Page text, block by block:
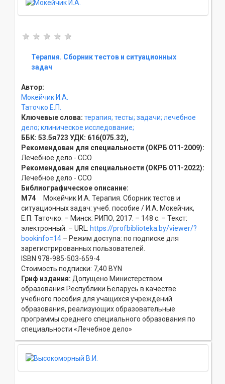
Терапия. Сборник тестов и ситуационных
задач
Автор:
Мокейчик И.А.
Таточко Е.П.
Ключевые слова: терапия; тесты; задачи; лечебное
дело; клиническое исследование;
ББК: 53.5я723 УДК: 616(075.32),
Рекомендован для специальности (ОКРБ 011-2009):
Лечебное дело - ССO
Рекомендован для специальности (ОКРБ 011-2022):
Лечебное дело - ССO
Библиографическое описание:
М74 Мокейчик И.А. Терапия. Сборник тестов и
ситуационных задач: учеб. пособие / И.А. Мокейчик,
Е.П. Таточко. – Минск: РИПО, 2017. – 148 с. – Текст:
электронный. – URL: https://profbiblioteka.by/viewer/?
bookinfo=14 – Режим доступа: по подписке для
зарегистрированных пользователей.
ISBN 978-985-503-659-4
Стоимость подписки: 7,40 BYN
Гриф издания: Допущено Министерством
образования Республики Беларусь в качестве
учебного пособия для учащихся учреждений
образования, реализующих образовательные
программы среднего специального образования по
специальности «Лечебное дело»